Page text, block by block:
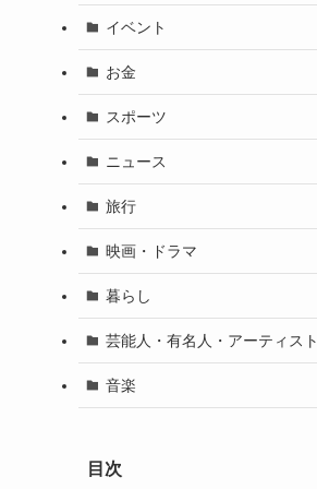
イベント
お金
スポーツ
ニュース
旅行
映画・ドラマ
暮らし
芸能人・有名人・アーティスト
音楽
目次